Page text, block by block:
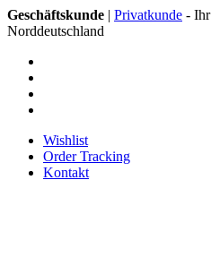
Geschäftskunde | Privatkunde -
Norddeutschland
Wishlist
Order Tracking
Kontakt